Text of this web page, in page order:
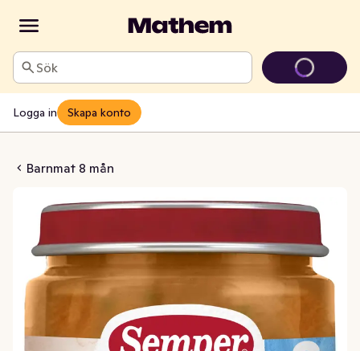
Sök
Logga in Skapa konto
Barnmat 8 mån
8M